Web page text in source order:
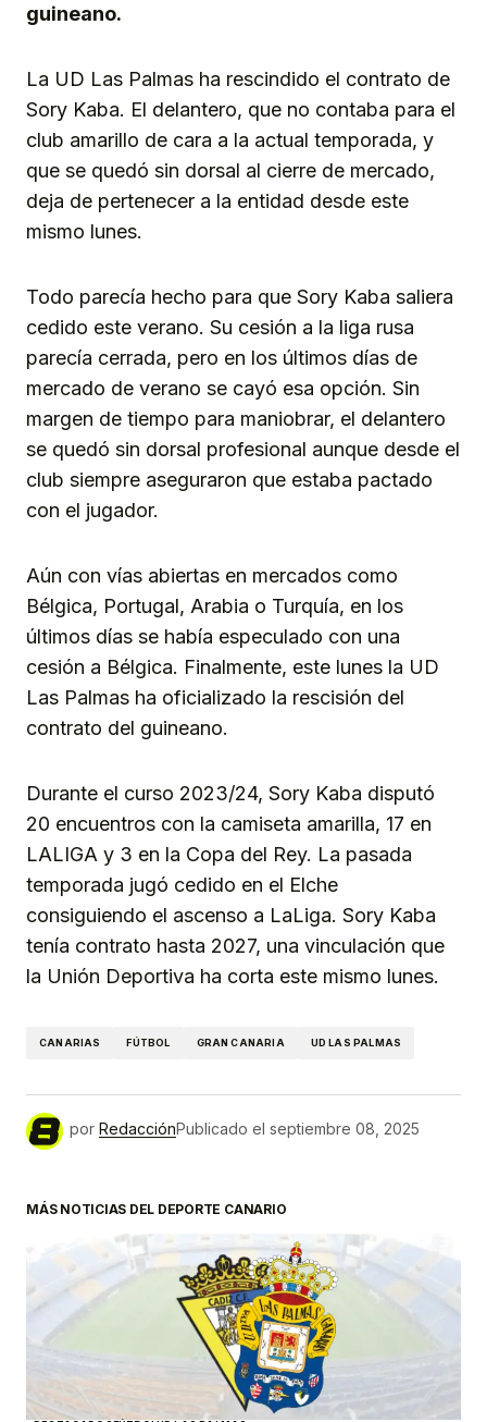
guineano.
La UD Las Palmas ha rescindido el contrato de
Sory Kaba. El delantero, que no contaba para el
club amarillo de cara a la actual temporada, y
que se quedó sin dorsal al cierre de mercado,
deja de pertenecer a la entidad desde este
mismo lunes.
Todo parecía hecho para que Sory Kaba saliera
cedido este verano. Su cesión a la liga rusa
parecía cerrada, pero en los últimos días de
mercado de verano se cayó esa opción. Sin
margen de tiempo para maniobrar, el delantero
se quedó sin dorsal profesional aunque desde el
club siempre aseguraron que estaba pactado
con el jugador.
Aún con vías abiertas en mercados como
Bélgica, Portugal, Arabia o Turquía, en los
últimos días se había especulado con una
cesión a Bélgica. Finalmente, este lunes la UD
Las Palmas ha oficializado la rescisión del
contrato del guineano.
Durante el curso 2023/24, Sory Kaba disputó
20 encuentros con la camiseta amarilla, 17 en
LALIGA y 3 en la Copa del Rey. La pasada
temporada jugó cedido en el Elche
consiguiendo el ascenso a LaLiga. Sory Kaba
tenía contrato hasta 2027, una vinculación que
la Unión Deportiva ha corta este mismo lunes.
CANARIAS FÚTBOL GRAN CANARIA UD LAS PALMAS
por RedacciónPublicado el septiembre 08, 2025
MÁS NOTICIAS DEL DEPORTE CANARIO